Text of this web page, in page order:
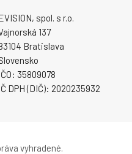
spol. s r.o.
137
Bratislava
35809078
DPH (DIČ): 2020235932
vyhradené.